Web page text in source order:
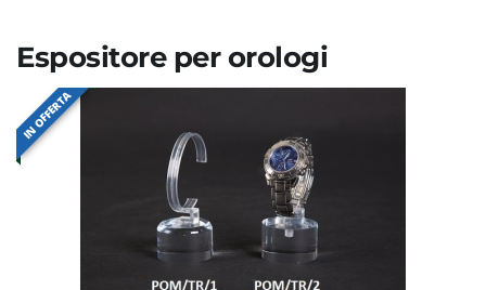
Espositore per orologi
IN OFFERTA